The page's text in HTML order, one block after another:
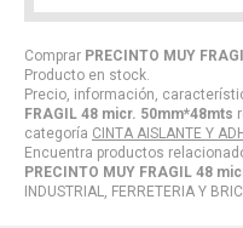
Comprar PRECINTO MUY
Producto en stock.
Precio, información,
FRAGIL 48 micr. 50mm*48mts
categoría CINTA AISLANTE Y
Encuentra productos
PRECINTO MUY FRAGIL 48
INDUSTRIAL, FERRETERIA Y